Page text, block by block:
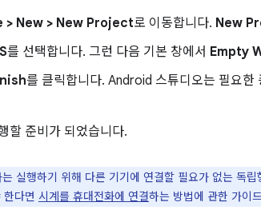
> New > New Project로 이동합니다. New
를 선택합니다. 그런 다음 기본 창에서 Empty
를 클릭합니다. Android 스튜디오는 필요한
할 준비가 되었습니다.
는 실행하기 위해 다른 기기에 연결할 필요가 없는 독
다면 시계를 휴대전화에 연결하는 방법에 관한 가이